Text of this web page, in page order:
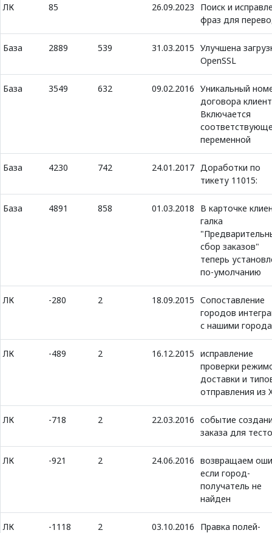
ЛК 85 26.09.2023
Поиск и
фраз для
База 2889 539 31.03.2015 Улучшена
OpenSSL
База 3549 632 09.02.2016 Уникальный
договора
Включается
переменной
База 4230 742 24.01.2017 Доработки по
тикету 11015:
База 4891 858 01.03.2018
В карточке
галка
сбор заказов"
теперь
по-умолчанию
ЛК -280 2 18.09.2015 Сопоставление
городов
с нашими
ЛК -489 2 16.12.2015 исправление
проверки
доставки и
отправления из
ЛК -718 2 22.03.2016 событие
заказа для
ЛК -921 2 24.06.2016 возвращаем
если город-
получатель не
найден
ЛК -1118 2 03.10.2016
Правка полей-